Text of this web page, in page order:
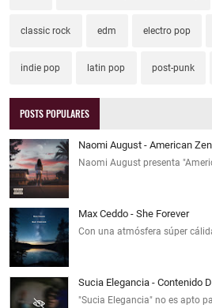
classic rock edm electro pop
indie pop latin pop post-punk
POSTS POPULARES
Naomi August - American Zen
Naomi August presenta
Max Ceddo - She Forever
Con una atmósfera súper
Sucia Elegancia - Contenido
"Sucia Elegancia" no es apto